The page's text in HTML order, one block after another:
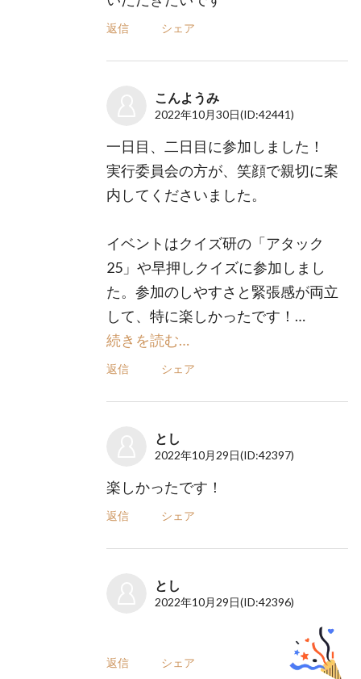
返信 シェア
こんようみ
2022年10月30日(ID:42441)
一日目、二日目に参加しました！
実行委員会の方が、笑顔で親切に案
内してくださいました。
イベントはクイズ研の「アタック
25」や早押しクイズに参加しまし
た。参加のしやすさと緊張感が両立
して、特に楽しかったです！…
続きを読む…
返信 シェア
とし
2022年10月29日(ID:42397)
楽しかったです！
返信 シェア
とし
2022年10月29日(ID:42396)
返信 シェア